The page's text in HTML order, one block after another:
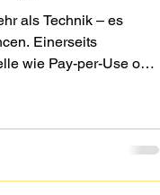
als Technik – es
Einerseits
wie Pay-per-Use oder
– ein wichtiger Beitrag
ist die